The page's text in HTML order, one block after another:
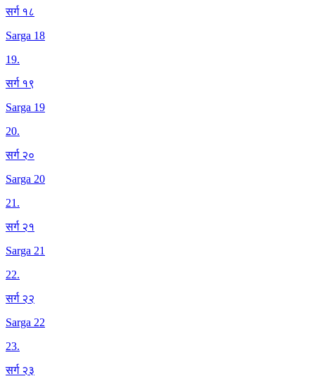
सर्ग १८
Sarga 18
19.
सर्ग १९
Sarga 19
20.
सर्ग २०
Sarga 20
21.
सर्ग २१
Sarga 21
22.
सर्ग २२
Sarga 22
23.
सर्ग २३